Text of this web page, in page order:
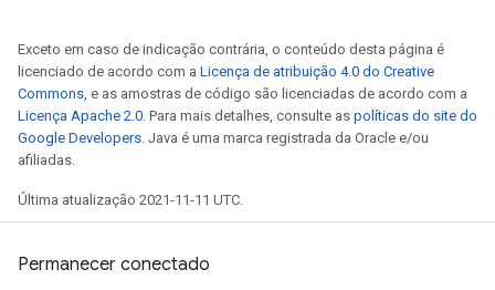
Exceto em caso de indicação contrária, o conteúdo desta página é
licenciado de acordo com a Licença de atribuição 4.0 do Creative
Commons , e as amostras de código são licenciadas de acordo com a
Licença Apache 2.0 . Para mais detalhes, consulte as políticas do site do
Google Developers . Java é uma marca registrada da Oracle e/ou
afiliadas.
Última atualização 2021-11-11 UTC.
Permanecer conectado